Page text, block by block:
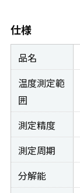
仕様
品名
温度測定範
囲
測定精度
測定周期
分解能